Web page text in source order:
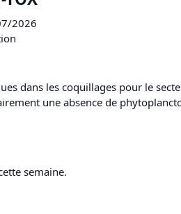
2026
dans les coquillages pour le
une absence de
semaine.